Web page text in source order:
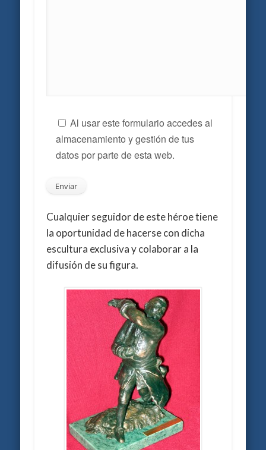
Al usar este formulario accedes al
almacenamiento y gestión de tus
datos por parte de esta web.
Cualquier seguidor de este héroe tiene
la oportunidad de hacerse con dicha
escultura exclusiva y colaborar a la
difusión de su figura.